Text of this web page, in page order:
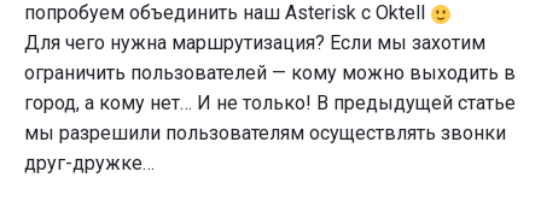
попробуем объединить наш Asterisk с Oktell
Для чего нужна маршрутизация? Если мы захотим
ограничить пользователей — кому можно выходить в
город, а кому нет… И не только! В предыдущей статье
мы разрешили пользователям осуществлять звонки
друг-дружке…